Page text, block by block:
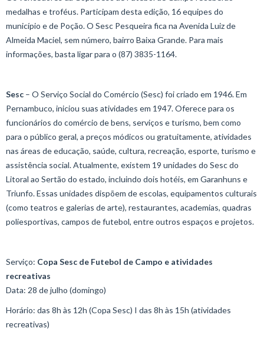
medalhas e troféus. Participam desta edição, 16 equipes do
município e de Poção. O Sesc Pesqueira fica na Avenida Luiz de
Almeida Maciel, sem número, bairro Baixa Grande. Para mais
informações, basta ligar para o (87) 3835-1164.
Sesc – O Serviço Social do Comércio (Sesc) foi criado em 1946. Em
Pernambuco, iniciou suas atividades em 1947. Oferece para os
funcionários do comércio de bens, serviços e turismo, bem como
para o público geral, a preços módicos ou gratuitamente, atividades
nas áreas de educação, saúde, cultura, recreação, esporte, turismo e
assistência social. Atualmente, existem 19 unidades do Sesc do
Litoral ao Sertão do estado, incluindo dois hotéis, em Garanhuns e
Triunfo. Essas unidades dispõem de escolas, equipamentos culturais
(como teatros e galerias de arte), restaurantes, academias, quadras
poliesportivas, campos de futebol, entre outros espaços e projetos.
Serviço: Copa Sesc de Futebol de Campo e atividades
recreativas
Data: 28 de julho (domingo)
Horário: das 8h às 12h (Copa Sesc) I das 8h às 15h (atividades
recreativas)